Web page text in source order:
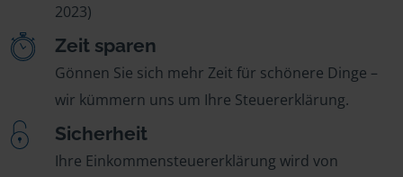
2023)
Zeit sparen
Gönnen Sie sich mehr Zeit für schönere Dinge –
wir kümmern uns um Ihre Steuererklärung.
Sicherheit
Ihre Einkommensteuererklärung wird von